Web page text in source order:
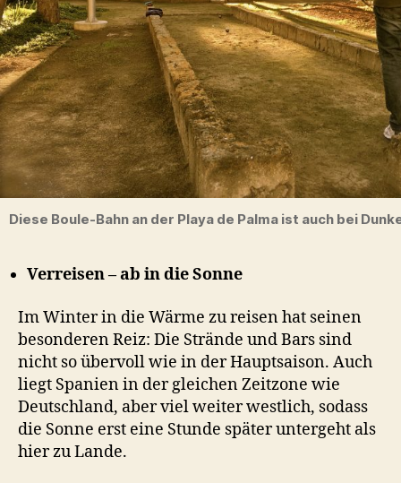
Diese Boule-Bahn an der Playa de Palma ist auch bei
Verreisen – ab in die Sonne
Im Winter in die Wärme zu reisen hat seinen
besonderen Reiz: Die Strände und Bars sind
nicht so übervoll wie in der Hauptsaison. Auch
liegt Spanien in der gleichen Zeitzone wie
Deutschland, aber viel weiter westlich, sodass
die Sonne erst eine Stunde später untergeht als
hier zu Lande.